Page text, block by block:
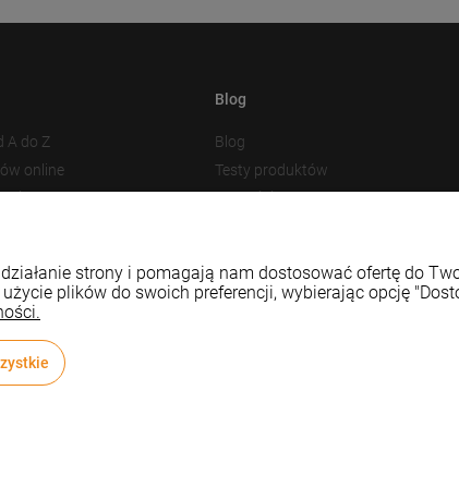
A do Z
online
Blog
Blog
Testy produktów
Nowości
strony i pomagają nam dostosować ofertę do
plików do swoich preferencji, wybierając opcję